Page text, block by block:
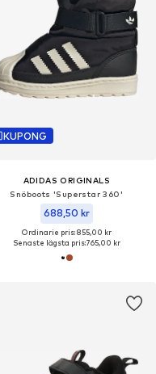
KUPONG
ADIDAS ORIGINALS
Snöboots 'Superstar 360'
688,50 kr
Ordinarie pris: 855,00 kr
Senaste lägsta pris:765,00 kr